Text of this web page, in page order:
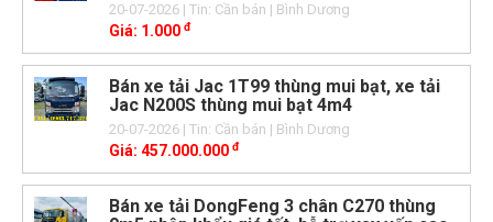
20-07-2026| Tin: Cần bán | Bình Dương
Giá: 1.000 đ
Bán xe tải Jac 1T99 thùng mui bạt, xe tải
Jac N200S thùng mui bạt 4m4
20-07-2026| Tin: Cần bán | Bình Dương
Giá: 457.000.000 đ
Bán xe tải DongFeng 3 chân C270 thùng